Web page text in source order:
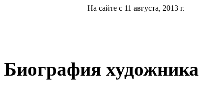
На сайте с 11 августа, 2013 г.
Биография художника